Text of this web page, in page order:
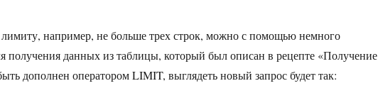
LIMIT
например, не больше трех строк, можно с помощью немного
получения данных из таблицы, который был описан в рецепте «Получение
дополнен оператором LIMIT, выглядеть новый запрос будет так: